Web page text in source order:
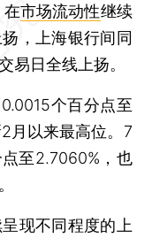
在市场流动性继续
，上海银行间同
易日全线上扬。
个百分点至
月以来最高位。7
至2.7060%，也
现不同程度的上